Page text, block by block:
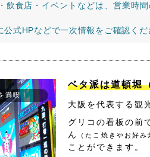
飲食店・イベントなどは、営業時
式HPなどで一次情報をご確認くだ
満喫！
ベタ派は道頓堀
大阪を代表する観
グリコの看板の前
ん
（たこ焼きやお好み
ことができます。